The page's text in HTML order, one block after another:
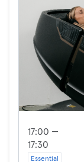
17:00 —
17:30
Essential